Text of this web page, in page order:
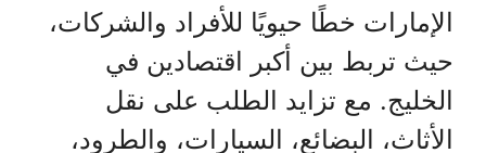
الإمارات خطًا حيويًا للأفراد والشركات،
حيث تربط بين أكبر اقتصادين في
الخليج. مع تزايد الطلب على نقل
الأثاث، البضائع، السيارات، والطرود،